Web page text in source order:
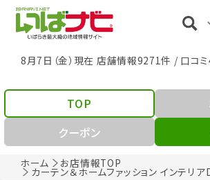
8月7日（金）現在 店舗情報9271件 / 口コ
ホーム お店情報TOP
カーテン＆ホームファッション インテリア
TOP
クーポン